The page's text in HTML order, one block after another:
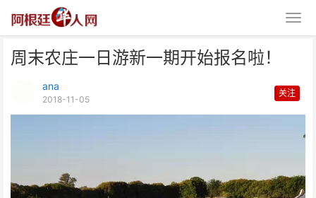
周末农庄一日游新一期开始报名啦！
ana
2018-11-05
关注
啦！